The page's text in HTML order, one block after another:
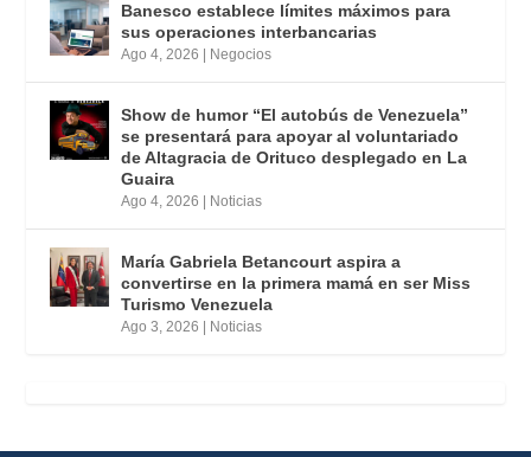
Banesco establece límites máximos para
sus operaciones interbancarias
Ago 4, 2026 Negocios
Show de humor “El autobús de Venezuela”
se presentará para apoyar al voluntariado
de Altagracia de Orituco desplegado en La
Guaira
Ago 4, 2026 Noticias
María Gabriela Betancourt aspira a
convertirse en la primera mamá en ser Miss
Turismo Venezuela
Ago 3, 2026 Noticias